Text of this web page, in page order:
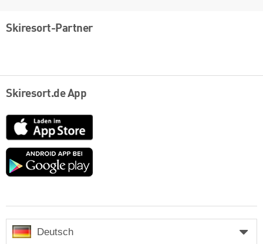
Skiresort-Partner
Skiresort.de App
App
Store
Google
Deutsch